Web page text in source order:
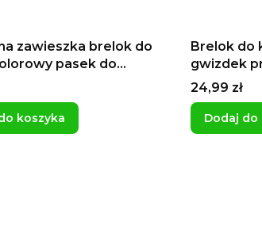
zawieszka brelok do
pasek do
czerwony
koszyka
Brelok do
gwizdek
pomysł na
Cena
24,99 zł
Dodaj do